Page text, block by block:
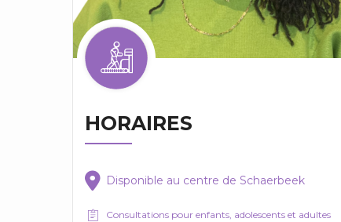
HORAIRES
Disponible au centre de Schaerbeek
Consultations pour enfants, adolescents et adultes